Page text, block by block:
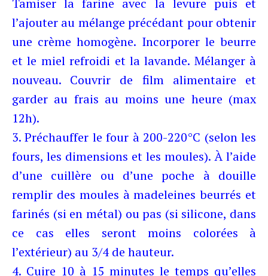
Tamiser la farine avec la levure puis et
l’ajouter au mélange précédant pour obtenir
une crème homogène. Incorporer le beurre
et le miel refroidi et la lavande. Mélanger à
nouveau. Couvrir de film alimentaire et
garder au frais au moins une heure (max
12h).
3. Préchauffer le four à 200-220°C (selon les
fours, les dimensions et les moules). À l’aide
d’une cuillère ou d’une poche à douille
remplir des moules à madeleines beurrés et
farinés (si en métal) ou pas (si silicone, dans
ce cas elles seront moins colorées à
l’extérieur) au 3/4 de hauteur.
4. Cuire 10 à 15 minutes le temps qu’elles